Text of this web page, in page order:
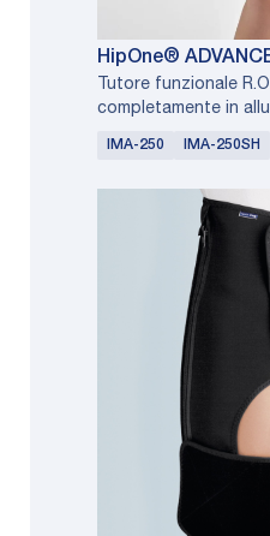
HipOne®
Tutore funzionale
completamente in
IMA-250 IMA-250SH